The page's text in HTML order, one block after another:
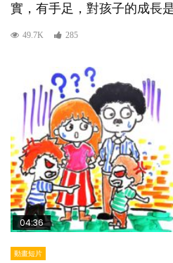
實，有手足，對孩子的成長
49.7K 285
04:36
動畫短片